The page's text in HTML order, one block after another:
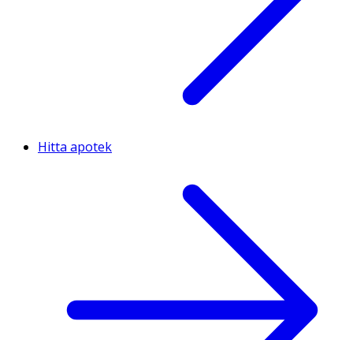
Hitta apotek